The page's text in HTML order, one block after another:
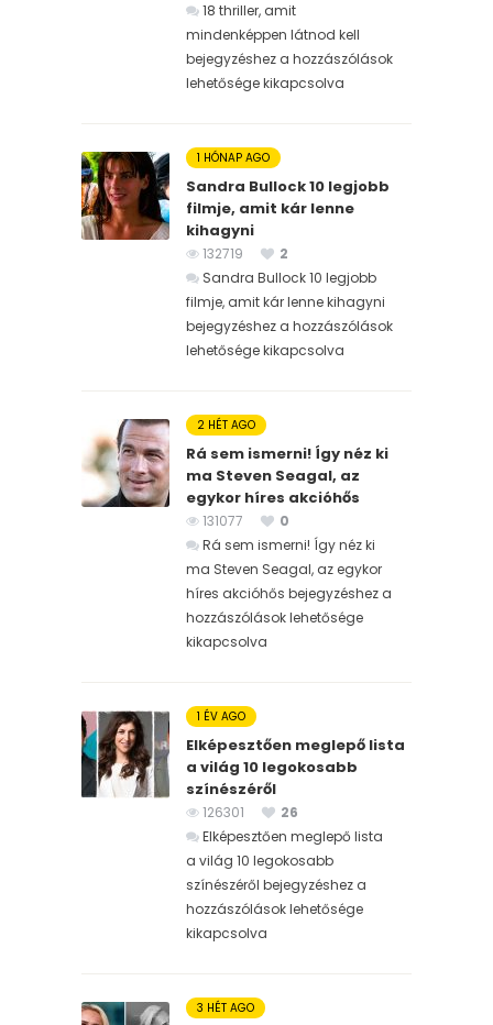
18 thriller, amit
mindenképpen látnod kell
bejegyzéshez a hozzászólások
lehetősége kikapcsolva
1 HÓNAP AGO
Sandra Bullock 10 legjobb
filmje, amit kár lenne
kihagyni
132719
2
Sandra Bullock 10 legjobb
filmje, amit kár lenne kihagyni
bejegyzéshez a hozzászólások
lehetősége kikapcsolva
2 HÉT AGO
Rá sem ismerni! Így néz ki
ma Steven Seagal, az
egykor híres akcióhős
131077
0
Rá sem ismerni! Így néz ki
ma Steven Seagal, az egykor
híres akcióhős bejegyzéshez a
hozzászólások lehetősége
kikapcsolva
1 ÉV AGO
Elképesztően meglepő lista
a világ 10 legokosabb
színészéről
126301
26
Elképesztően meglepő lista
a világ 10 legokosabb
színészéről bejegyzéshez a
hozzászólások lehetősége
kikapcsolva
3 HÉT AGO